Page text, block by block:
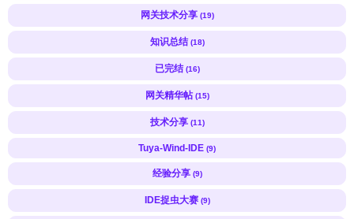
网关技术分享 (19)
知识总结 (18)
已完结 (16)
网关精华帖 (15)
技术分享 (11)
Tuya-Wind-IDE (9)
经验分享 (9)
IDE捉虫大赛 (9)